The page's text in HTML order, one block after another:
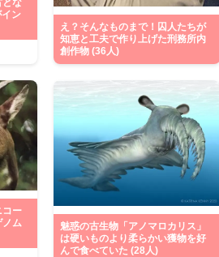
とな
ン
え？そんなものまで！囚人たちが
知恵と工夫で作り上げた刑務所内
創作物 (36人)
コー
ム
魅惑の古生物「アノマロカリス」
は硬いものより柔らかい獲物を好
んで食べていた (28人)